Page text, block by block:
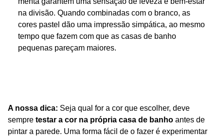
na divisão. Quando combinadas com o branco, as
cores pastel dão uma impressão simpática, ao mesmo
tempo que fazem com que as casas de banho
pequenas pareçam maiores.
A nossa dica: Seja qual for a cor que escolher, deve
sempre testar a cor na própria casa de banho antes de
pintar a parede. Uma forma fácil de o fazer é experimentar